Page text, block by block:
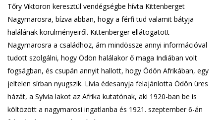
Tőry Viktoron keresztül vendégségbe hívta Kittenberget
Nagymarosra, bízva abban, hogy a férfi tud valamit bátyja
halálának körülményeiről. Kittenberger ellátogatott
Nagymarosra a családhoz, ám mindössze annyi információval
tudott szolgálni, hogy Ödön halálakor ő maga Indiában volt
fogságban, és csupán annyit hallott, hogy Ödön Afrikában, egy
jeltelen sírban nyugszik. Lívia édesanyja felajánlotta Ödön üres
házát, a Sylvia lakot az Afrika kutatónak, aki 1920-ban be is
költözött a nagymarosi ingatlanba és 1921. szeptember 6-án